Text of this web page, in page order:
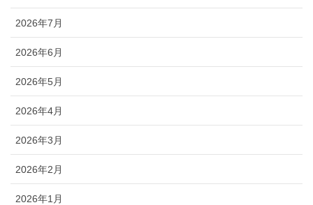
2026年7月
2026年6月
2026年5月
2026年4月
2026年3月
2026年2月
2026年1月